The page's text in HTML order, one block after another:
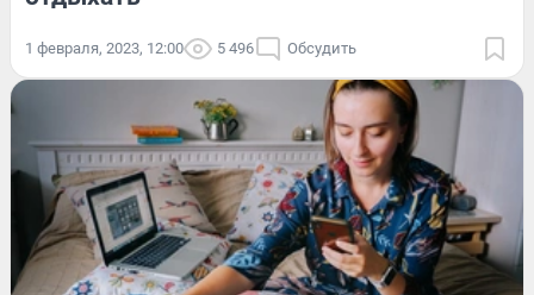
1 февраля, 2023, 12:00 5 496 Обсудить